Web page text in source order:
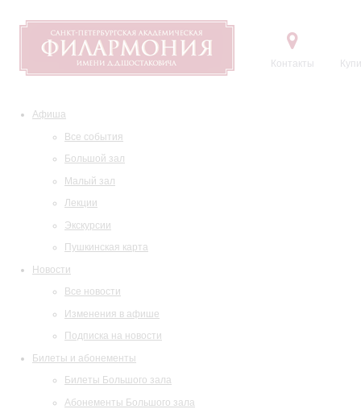
Контакты
Афиша
Все события
Большой зал
Малый зал
Лекции
Экскурсии
Пушкинская карта
Новости
Все новости
Изменения в афише
Подписка на новости
Билеты и абонементы
Билеты Большого зала
Абонементы Большого зала